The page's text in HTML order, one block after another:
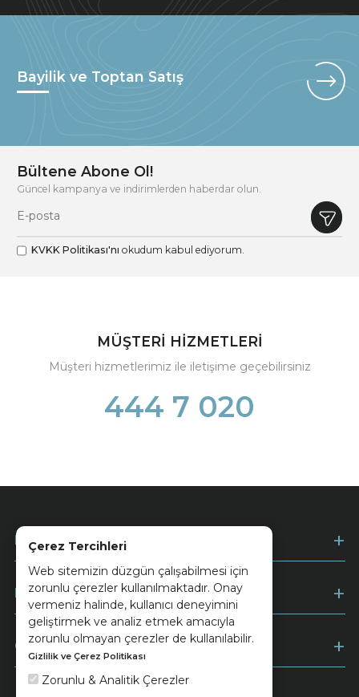
Çerez Tercihleri
Web sitemizin düzgün çalışabilmesi için
zorunlu çerezler kullanılmaktadır. Onay
vermeniz halinde, kullanıcı deneyimini
geliştirmek ve analiz etmek amacıyla
zorunlu olmayan çerezler de kullanılabilir.
Gizlilik ve Çerez Politikası
Zorunlu & Analitik Çerezler
Bayilik ve Toptan Satış
Bültene Abone Ol!
Güncel kampanya ve indirimlerden haberdar olun.
KVKK Politikası'nı okudum kabul ediyorum.
MÜŞTERİ HİZMETLERİ
Müşteri hizmetlerimiz ile iletişime geçebilirsiniz
444 7 020
Kurumsal
Müşteri Hizmetleri
Ödeme